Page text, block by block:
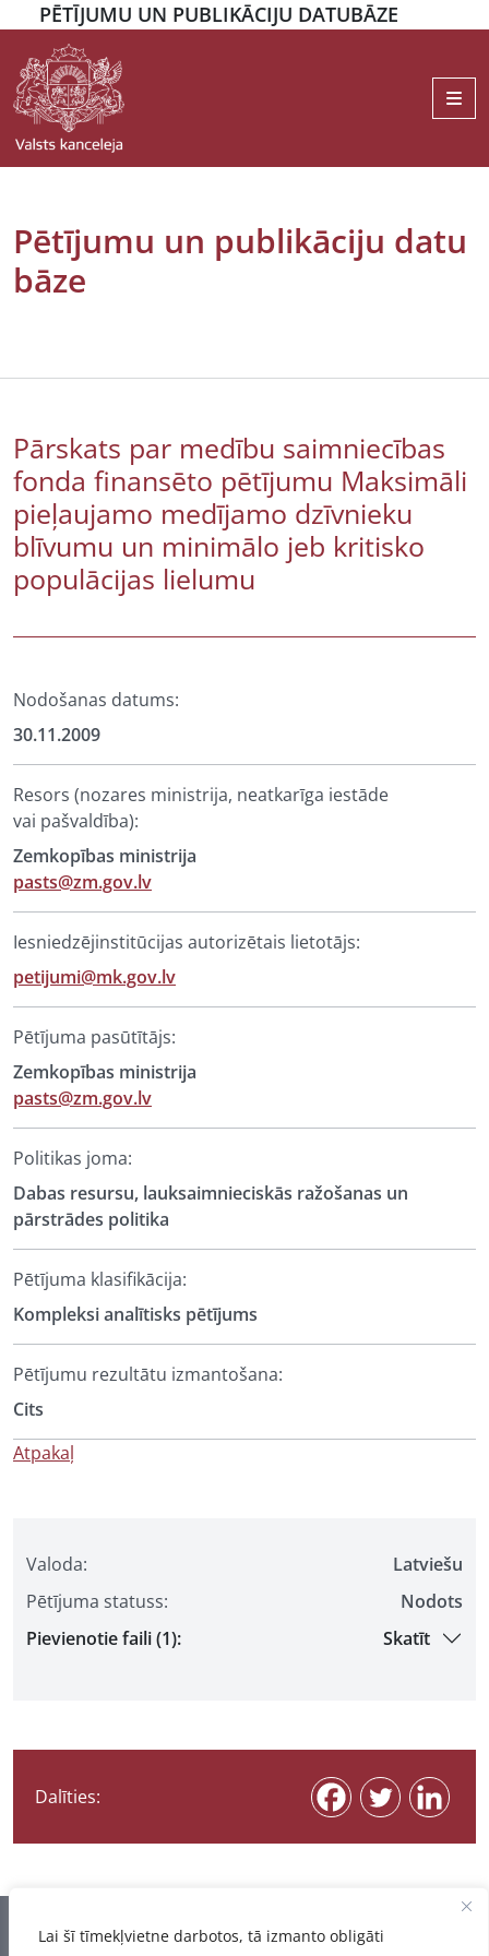
Lai šī tīmekļvietne darbotos, tā izmanto obligāti
PĒTĪJUMU UN PUBLIKĀCIJU DATUBĀZE
Pētījumu un publikāciju datu
bāze
Valoda:
Latviešu
Pētījuma statuss:
Nodots
Pievienotie faili (1):
Skatīt
Dalīties:
Pārskats par medību saimniecības
fonda finansēto pētījumu Maksimāli
pieļaujamo medījamo dzīvnieku
blīvumu un minimālo jeb kritisko
populācijas lielumu
Nodošanas datums:
30.11.2009
Resors (nozares ministrija, neatkarīga iestāde
vai pašvaldība):
Zemkopības ministrija
pasts@zm.gov.lv
Iesniedzējinstitūcijas autorizētais lietotājs:
petijumi@mk.gov.lv
Pētījuma pasūtītājs:
Zemkopības ministrija
pasts@zm.gov.lv
Politikas joma:
Dabas resursu, lauksaimnieciskās ražošanas un
pārstrādes politika
Pētījuma klasifikācija:
Kompleksi analītisks pētījums
Pētījumu rezultātu izmantošana:
Cits
Atpakaļ
Informācija pēdējo reizi atjaunota 07.08.2026